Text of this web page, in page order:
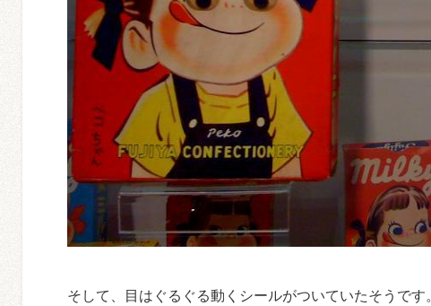
そして、目はぐるぐる動くシールがついていたそうです。